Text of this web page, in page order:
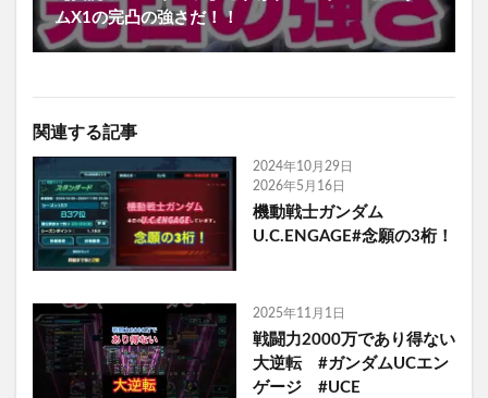
ムX1の完凸の強さだ！！
関連する記事
2024年10月29日
2026年5月16日
機動戦士ガンダム
U.C.ENGAGE#念願の3桁！
2025年11月1日
戦闘力2000万であり得ない
大逆転 #ガンダムUCエン
ゲージ #UCE